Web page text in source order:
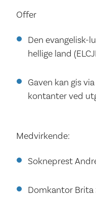
Offer
Den evangelisk-
hellige land
Gaven kan gis
kontanter ved
Medvirkende:
Sokneprest
Domkantor Brita